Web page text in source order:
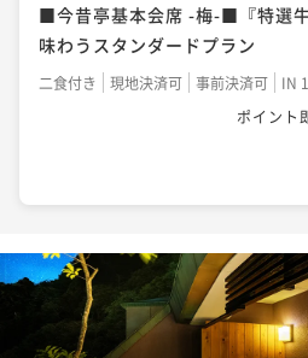
■今昔亭基本会席 -梅-■『特選
味わうスタンダードプラン
二食付き 現地決済可 事前決済可
IN
ポイント